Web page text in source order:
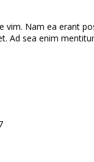
vim. Nam ea erant
Ad sea enim